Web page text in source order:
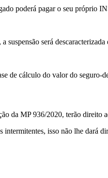
poderá pagar o seu próprio
será
de cálculo do valor do seguro-
da MP 936/2020, terão
isso não lhe dará